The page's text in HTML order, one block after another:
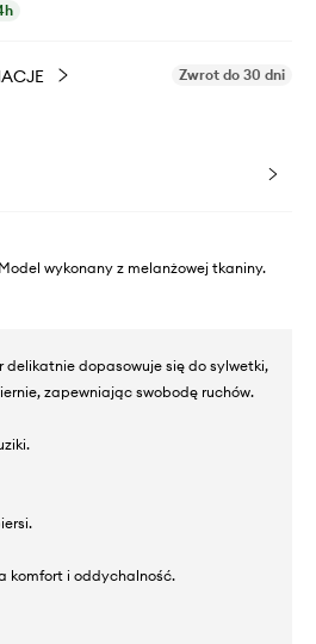
Zwrot do 30 dni
wykonany z melanżowej tkaniny.
delikatnie dopasowuje się do sylwetki,
zapewniając swobodę ruchów.
komfort i oddychalność.